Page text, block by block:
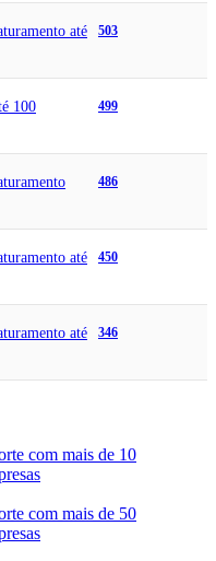
até
503
100
499
486
até
450
até
346
com mais de 10
com mais de 50